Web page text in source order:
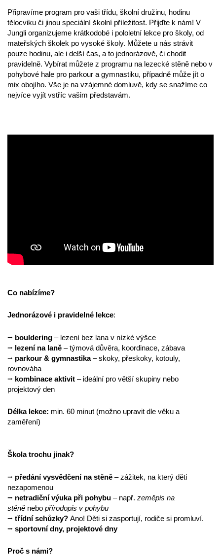
Připravíme program pro vaši třídu, školní družinu, hodinu
tělocviku či jinou speciální školní příležitost. Přijďte k nám! V
Jungli organizujeme krátkodobé i pololetní lekce pro školy, od
mateřských školek po vysoké školy. Můžete u nás strávit
pouze hodinu, ale i delší čas, a to jednorázově, či chodit
pravidelně. Vybírat můžete z programu na lezecké stěně nebo v
pohybové hale pro parkour a gymnastiku, případně může jít o
mix obojího. Vše je na vzájemné domluvě, kdy se snažíme co
nejvíce vyjít vstříc vašim představám.
Co nabízíme?
Jednorázové i pravidelné lekce:
⭢ bouldering – lezení bez lana v nízké výšce
⭢ lezení na laně – týmová důvěra, koordinace, zábava
⭢ parkour & gymnastika– skoky, přeskoky, kotouly,
rovnováha
⭢ kombinace aktivit – ideální pro větší skupiny nebo
projektový den
Délka lekce: min. 60 minut (možno upravit dle věku a
zaměření)
Škola trochu jinak?
⭢ předání vysvědčení na stěně – zážitek, na který děti
nezapomenou
⭢ netradiční výuka při pohybu – např. zeměpis na
stěně nebo přírodopis v pohybu
⭢ třídní schůzky? Ano! Děti si zasportují, rodiče si promluví.
⭢ sportovní dny, projektové dny
Proč s námi?